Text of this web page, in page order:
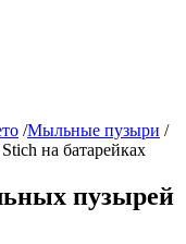
/Мыльные пузыри /
на батарейках
пузырей